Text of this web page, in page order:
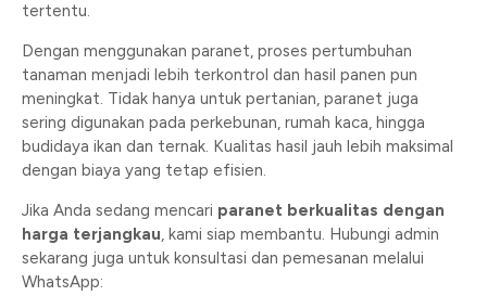
tertentu.
Dengan menggunakan paranet, proses pertumbuhan
tanaman menjadi lebih terkontrol dan hasil panen pun
meningkat. Tidak hanya untuk pertanian, paranet juga
sering digunakan pada perkebunan, rumah kaca, hingga
budidaya ikan dan ternak. Kualitas hasil jauh lebih maksimal
dengan biaya yang tetap efisien.
Jika Anda sedang mencari paranet berkualitas dengan
harga terjangkau, kami siap membantu. Hubungi admin
sekarang juga untuk konsultasi dan pemesanan melalui
WhatsApp: